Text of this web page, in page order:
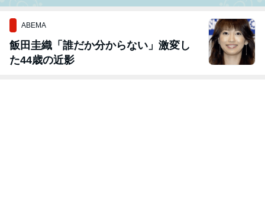
にファンになってくれてる方も、気になってる方も、ちょっと覗い
ABEMA
飯田圭織「誰だか分からない」激変し
た44歳の近影